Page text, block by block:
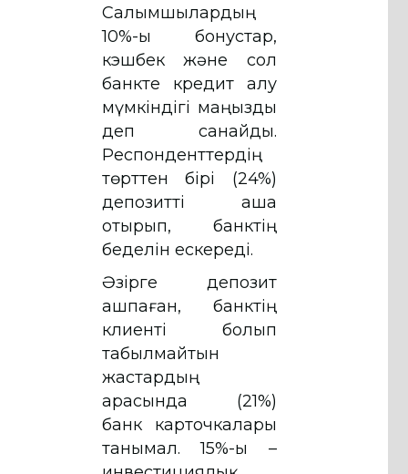
Салымшылардың
10%-ы бонустар,
кэшбек және сол
банкте кредит алу
мүмкіндігі маңызды
деп санайды.
Респонденттердің
төрттен бірі (24%)
депозитті аша
отырып, банктің
беделін ескереді.
Әзірге депозит
ашпаған, банктің
клиенті болып
табылмайтын
жастардың
арасында (21%)
банк карточкалары
танымал. 15%-ы –